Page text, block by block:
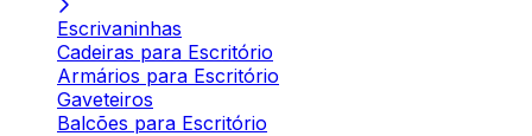
Escrivaninhas
Cadeiras para Escritório
Armários para Escritório
Gaveteiros
Balcões para Escritório